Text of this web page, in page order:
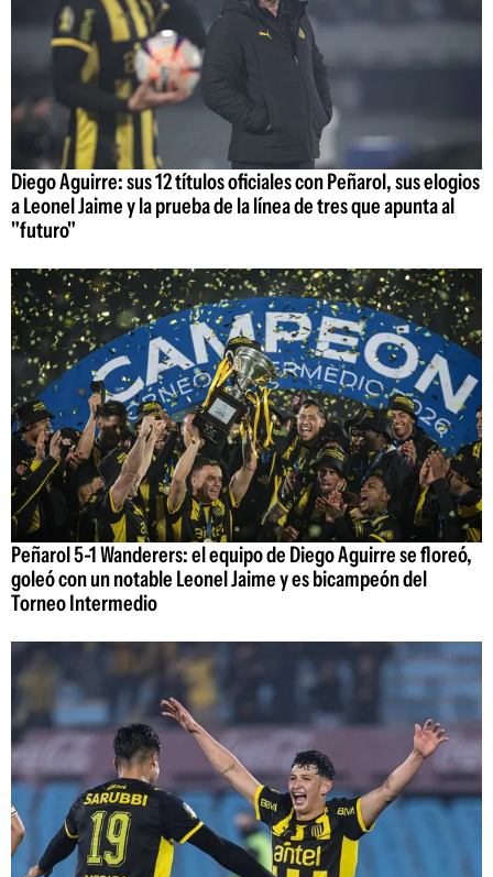
Diego Aguirre: sus 12 títulos oficiales con Peñarol, sus elogios
a Leonel Jaime y la prueba de la línea de tres que apunta al
"futuro"
Peñarol 5-1 Wanderers: el equipo de Diego Aguirre se floreó,
goleó con un notable Leonel Jaime y es bicampeón del
Torneo Intermedio